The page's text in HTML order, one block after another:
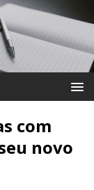
com
novo